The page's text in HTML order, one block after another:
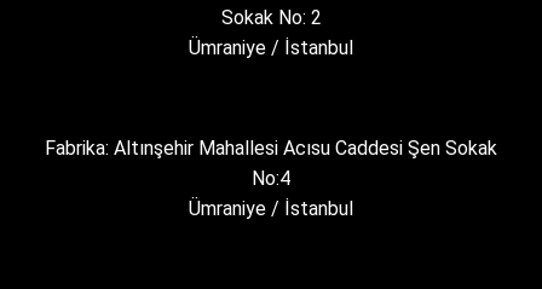
Sokak No: 2
Ümraniye / İstanbul
Fabrika: Altınşehir Mahallesi Acısu Caddesi Şen Sokak
No:4
Ümraniye / İstanbul